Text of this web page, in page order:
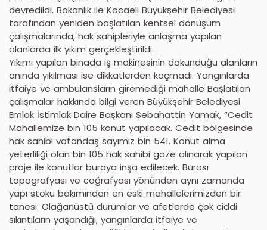
devredildi. Bakanlık ile Kocaeli Büyükşehir Belediyesi
tarafından yeniden başlatılan kentsel dönüşüm
çalışmalarında, hak sahipleriyle anlaşma yapılan
alanlarda ilk yıkım gerçekleştirildi.
Yıkımı yapılan binada iş makinesinin dokunduğu alanların
anında yıkılması ise dikkatlerden kaçmadı. Yangınlarda
itfaiye ve ambulansların giremediği mahalle Başlatılan
çalışmalar hakkında bilgi veren Büyükşehir Belediyesi
Emlak İstimlak Daire Başkanı Sebahattin Yamak, “Cedit
Mahallemize bin 105 konut yapılacak. Cedit bölgesinde
hak sahibi vatandaş sayımız bin 541. Konut alma
yeterliliği olan bin 105 hak sahibi göze alınarak yapılan
proje ile konutlar buraya inşa edilecek. Burası
topografyası ve coğrafyası yönünden aynı zamanda
yapı stoku bakımından en eski mahallelerimizden bir
tanesi. Olağanüstü durumlar ve afetlerde çok ciddi
sıkıntıların yaşandığı, yangınlarda itfaiye ve